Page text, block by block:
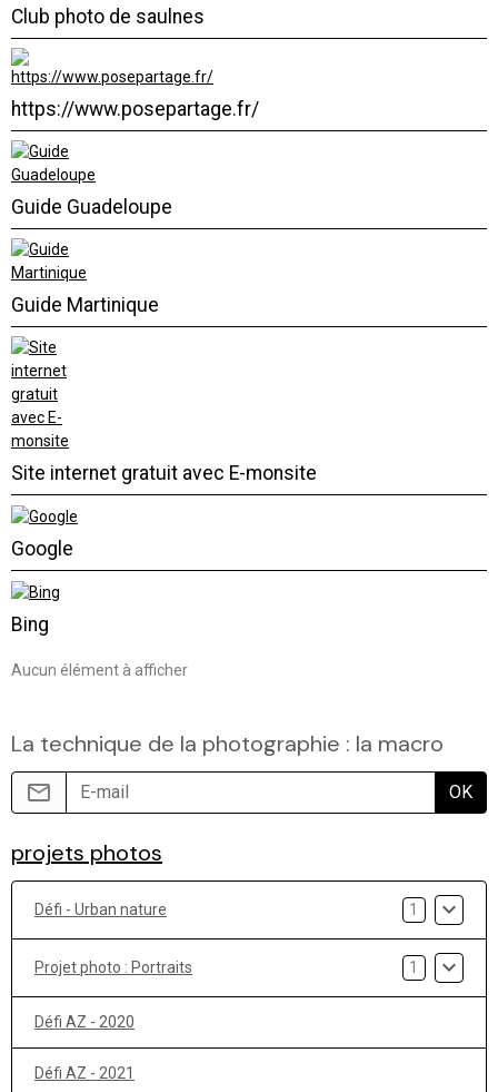
Club photo de saulnes
https://www.posepartage.fr/
Guide Guadeloupe
Guide Martinique
Site internet gratuit avec E-monsite
Google
Bing
Aucun élément à afficher
La technique de la photographie : la macro
OK
projets photos
Défi - Urban nature 1
Projet photo : Portraits 1
Défi AZ - 2020
Défi AZ - 2021